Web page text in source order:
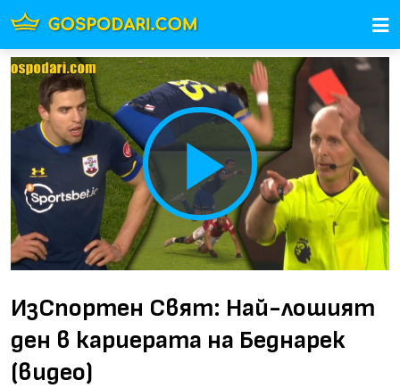
Play
Video
ИзСпортен Свят: Най-лошият
ден в кариерата на Беднарек
(видео)